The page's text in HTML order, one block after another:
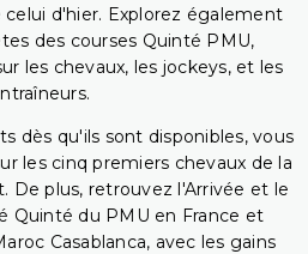
d'hier. Explorez également
des courses Quinté PMU,
les chevaux, les jockeys, et les
dès qu'ils sont disponibles, vous
les cinq premiers chevaux de la
De plus, retrouvez l'Arrivée et le
Quinté du PMU en France et
Casablanca, avec les gains